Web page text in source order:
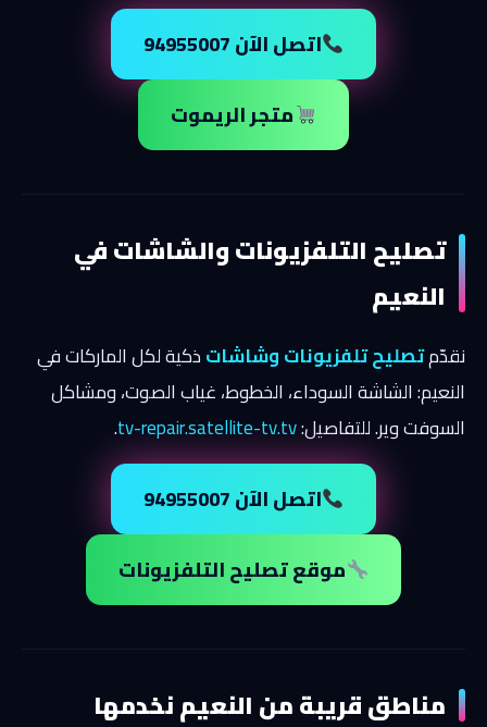
اتصل الآن 94955007
متجر الريموت
تصليح التلفزيونات والشاشات في
النعيم
نقدّمتصليح تلفزيونات وشاشاتذكية لكل الماركات في
النعيم: الشاشة السوداء، الخطوط، غياب الصوت، ومشاكل
السوفت وير. للتفاصيل:tv-repair.satellite-tv.tv
.
اتصل الآن 94955007
موقع تصليح التلفزيونات
مناطق قريبة من النعيم نخدمها